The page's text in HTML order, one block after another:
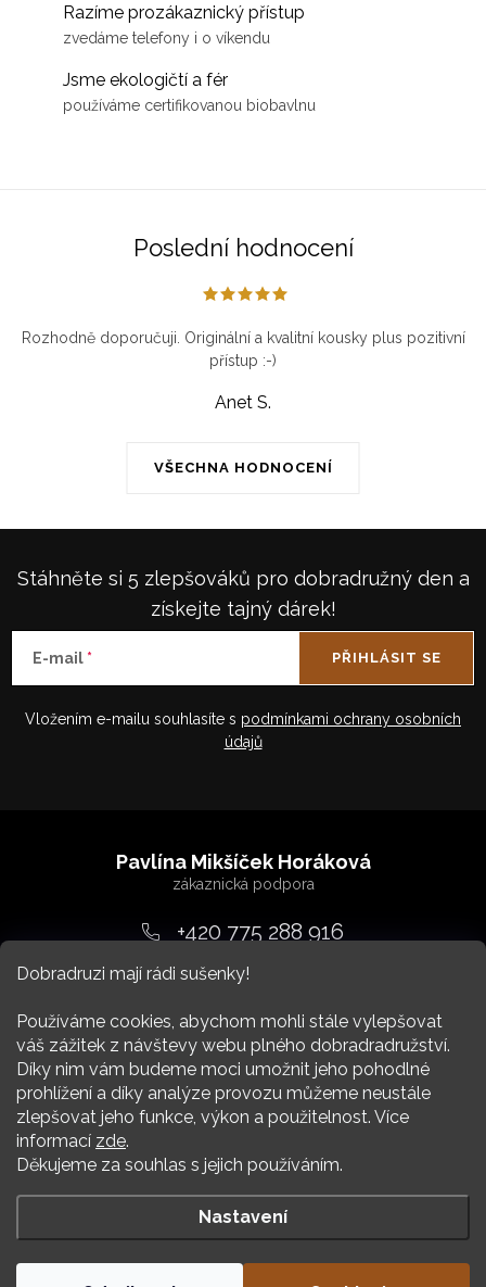
Dobradruzi mají rádi sušenky!
Používáme cookies, abychom mohli stále vylepšovat
váš zážitek z návštevy webu plného dobradradružství.
Díky nim vám budeme moci umožnit jeho pohodlné
prohlížení a díky analýze provozu můžeme neustále
zlepšovat jeho funkce, výkon a použitelnost. Více
informací zde.
Děkujeme za souhlas s jejich používáním.
Nastavení
Razíme prozákaznický přístup
zvedáme telefony i o víkendu
Jsme ekologičtí a fér
používáme certifikovanou biobavlnu
Poslední hodnocení
VŠECHNA HODNOCENÍ
Rozhodně doporučuji. Originální a kvalitní kousky plus pozitivní
přístup :-)
Anet S.
Stáhněte si 5 zlepšováků pro dobradružný den a
získejte tajný dárek!
E-mail
Vložením e-mailu souhlasíte s podmínkami ochrany osobních
údajů
PŘIHLÁSIT SE
a
Nákup
Více Dobradruha
Pavlína Mikšíček Horáková
+420 775 288 916
srdcem@dobradruh.cz
Copyright 2026DOBRADRUH. Všechna práva vyhrazena.